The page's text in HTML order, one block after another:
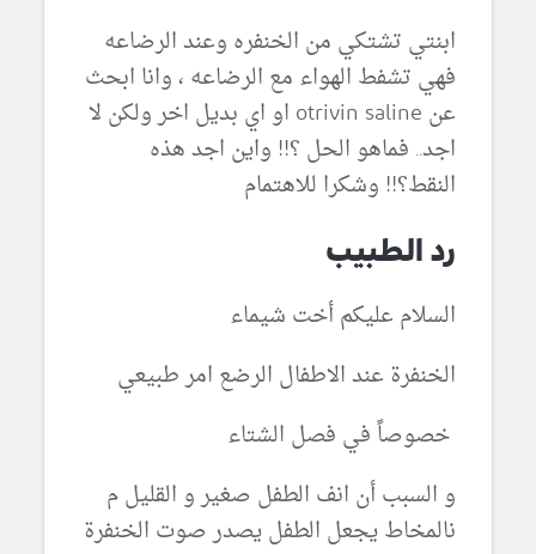
ابنتي تشتكي من الخنفره وعند الرضاعه
فهي تشفط الهواء مع الرضاعه ، وانا ابحث
عن otrivin saline او اي بديل اخر ولكن لا
اجد.. فماهو الحل ؟!! واين اجد هذه
النقط؟!! وشكرا للاهتمام
رد الطبيب
السلام عليكم أخت شيماء
الخنفرة عند الاطفال الرضع امر طبيعي
خصوصاً في فصل الشتاء
و السبب أن انف الطفل صغير و القليل م
نالمخاط يجعل الطفل يصدر صوت الخنفرة